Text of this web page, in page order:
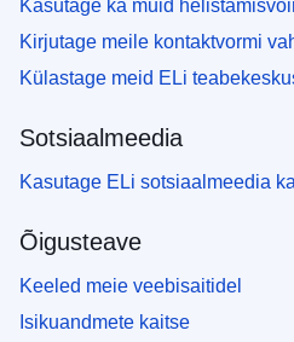
Kasutage ka muid
Kirjutage meile kontaktvormi
Külastage meid ELi
Sotsiaalmeedia
Kasutage ELi sotsiaalmeedia
Õigusteave
Keeled meie veebisaitidel
Isikuandmete kaitse